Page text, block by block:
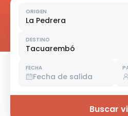
ORIGEN
La Pedrera
DESTINO
Tacuarembó
FECHA
Fecha de salida
Buscar